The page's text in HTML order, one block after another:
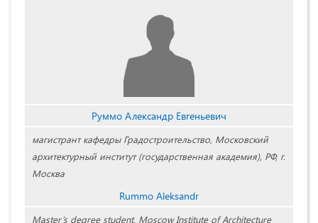
Руммо Александр Евгеньевич
магистрант кафедры Градостроительство, Московский
архитектурный институт (государственная академия), РФ, г.
Москва
Rummo Aleksandr
Master’s degree student, Moscow Institute of Architecture